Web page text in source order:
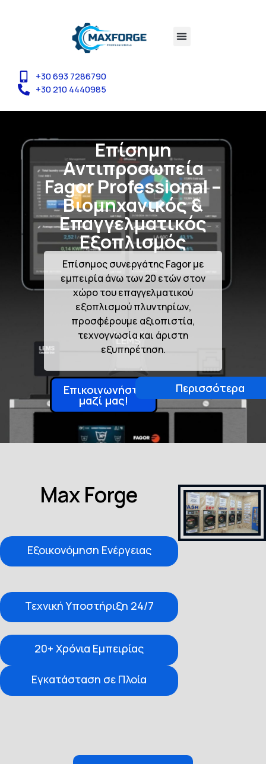
+30 693 7286790
+30 210 4440985
Επίσημη
Αντιπροσωπεία
Fagor Professional –
Βιομηχανικός &
Επαγγελματικός
Εξοπλισμός
Επίσημος συνεργάτης Fagor με
εμπειρία άνω των 20 ετών στον
χώρο του επαγγελματικού
εξοπλισμού πλυντηρίων,
προσφέρουμε αξιοπιστία,
τεχνογνωσία και άριστη
εξυπηρέτηση.
Επικοινωνήστε
μαζί μας!
Περισσότερα
Max Forge
Εξοικονόμηση Ενέργειας
Τεχνική Υποστήριξη 24/7
20+ Χρόνια Εμπειρίας
Εγκατάσταση σε Πλοία